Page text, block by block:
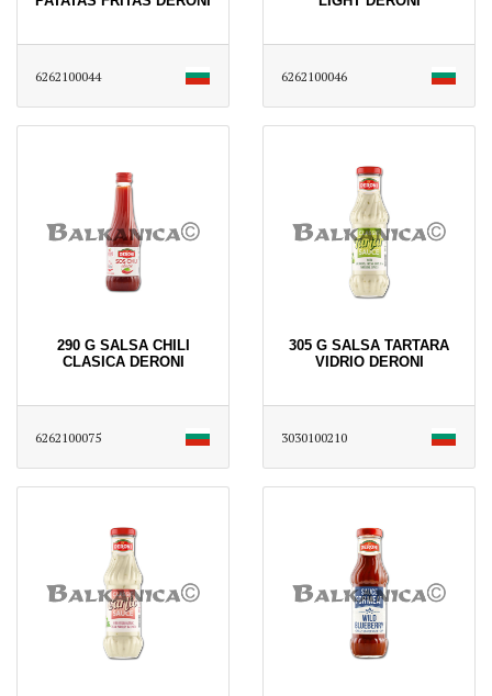
6262100044 6262100046
290 G SALSA CHILI
CLASICA DERONI
6262100075
305 G SALSA TARTARA
VIDRIO DERONI
3030100210